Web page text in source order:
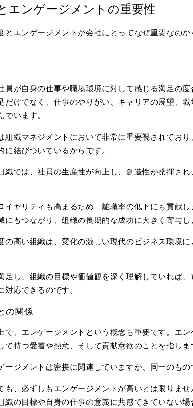
エンゲージメントの重要性
とエンゲージメントが会社にとってなぜ重要なのか
員が自身の仕事や職場環境に対して感じる満足の
だけでなく、仕事のやりがい、キャリアの展望、
います。
組織マネジメントにおいて非常に重要視されてお
結びついているからです。
織では、社員の生産性が向上し、創造性が発揮さ
イヤリティも高まるため、離職率の低下にも貢献
にもつながり、組織の長期的な成功に大きく寄与し
の高い組織は、変化の激しい現代のビジネス環境
足し、組織の目標や価値観を深く理解していれば
応できるのです。
の関係
で、エンゲージメントという概念も重要です。エ
て持つ愛着や熱意、そして貢献意欲のことを指しま
ージメントは密接に関連していますが、同一のもの
も、必ずしもエンゲージメントが高いとは限りま
織の目標や自身の仕事の意義に共感できていない場